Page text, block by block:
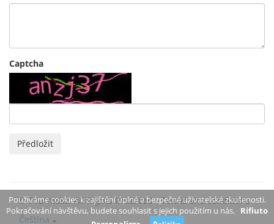
Captcha
Předložit
© Tourmake. All Rights Reserved -Terms and conditions
Čeština
Používáme cookies k zajištění úplné a bezpečné uživatelské zkušenosti.
Pokračování návštěvu, budete souhlasit s jejich použitím u nás. Rifiuto